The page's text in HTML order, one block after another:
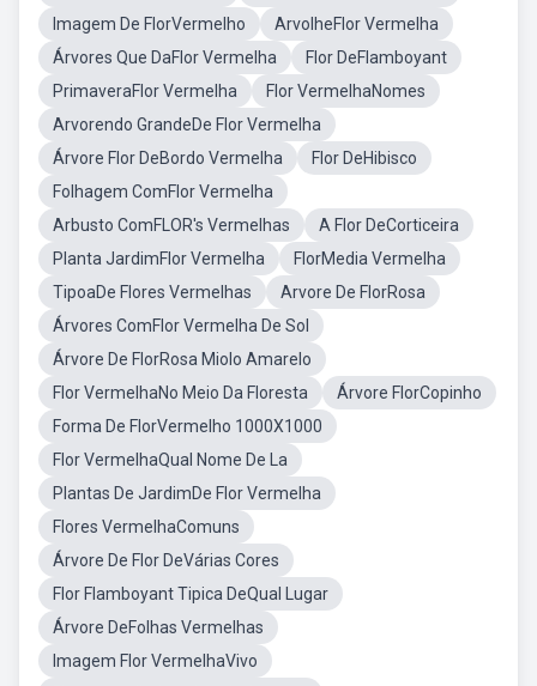
Imagem De FlorVermelho
ArvolheFlor Vermelha
Árvores Que DaFlor Vermelha
Flor DeFlamboyant
PrimaveraFlor Vermelha
Flor VermelhaNomes
Arvorendo GrandeDe Flor Vermelha
Árvore Flor DeBordo Vermelha
Flor DeHibisco
Folhagem ComFlor Vermelha
Arbusto ComFLOR's Vermelhas
A Flor DeCorticeira
Planta JardimFlor Vermelha
FlorMedia Vermelha
TipoaDe Flores Vermelhas
Arvore De FlorRosa
Árvores ComFlor Vermelha De Sol
Árvore De FlorRosa Miolo Amarelo
Flor VermelhaNo Meio Da Floresta
Árvore FlorCopinho
Forma De FlorVermelho 1000X1000
Flor VermelhaQual Nome De La
Plantas De JardimDe Flor Vermelha
Flores VermelhaComuns
Árvore De Flor DeVárias Cores
Flor Flamboyant Tipica DeQual Lugar
Árvore DeFolhas Vermelhas
Imagem Flor VermelhaVivo